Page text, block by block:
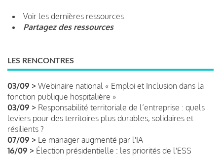
Voir les dernières ressources
Partagez des ressources
LES RENCONTRES
03/09 > Webinaire national « Emploi et Inclusion dans la
fonction publique hospitalière »
03/09 > Responsabilité territoriale de l’entreprise : quels
leviers pour des territoires plus durables, solidaires et
résilients ?
07/09 > Le manager augmenté par l'IA
16/09 > Élection présidentielle : les priorités de l'ESS